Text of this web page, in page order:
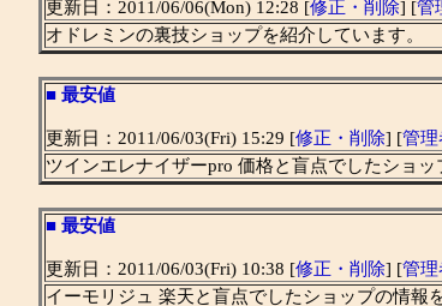
更新日：2011/06/06(Mon) 12:28 [修正・削除] [管
オドレミンの裏技ショップを紹介しています。
■ 最安値
更新日：2011/06/03(Fri) 15:29 [修正・削除] [管理
ツインエレナイザーpro 価格と盲点でしたショッ
■ 最安値
更新日：2011/06/03(Fri) 10:38 [修正・削除] [管理
イーモリジュ 楽天と盲点でしたショップの情報